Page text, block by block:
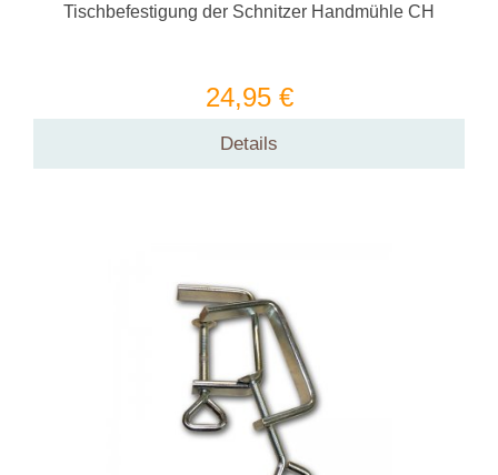
Tischbefestigung der Schnitzer Handmühle CH
24,95 €
Details